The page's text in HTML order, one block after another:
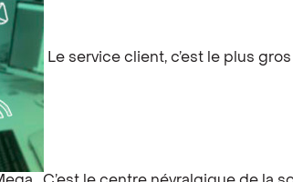
Le service client, c’est le plus gros